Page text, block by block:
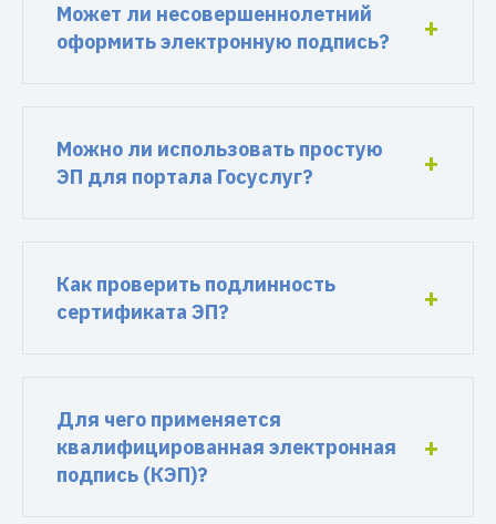
Может ли несовершеннолетний
оформить электронную подпись?
Можно ли использовать простую
ЭП для портала Госуслуг?
Как проверить подлинность
сертификата ЭП?
Для чего применяется
квалифицированная электронная
подпись (КЭП)?